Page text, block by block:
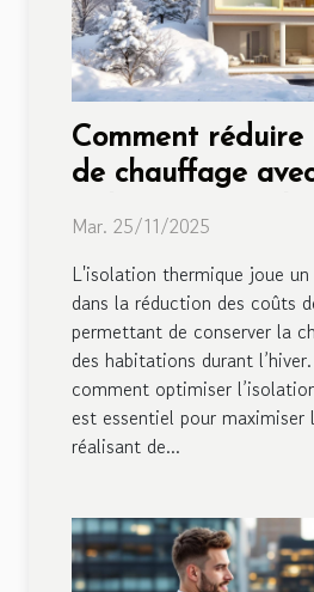
Comment réduire
de chauffage
isolation optimale ?
Mar. 25/11/2025
L'isolation thermique joue
dans la réduction des coûts
permettant de conserver la
des habitations durant
comment optimiser
est essentiel pour
réalisant de...